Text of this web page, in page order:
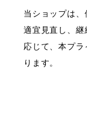
当ショップは
適宜見直し、継
応じて、本プ
ります。